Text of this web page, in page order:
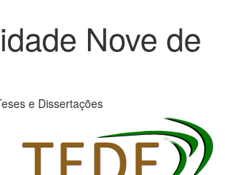
Nove de
e Dissertações